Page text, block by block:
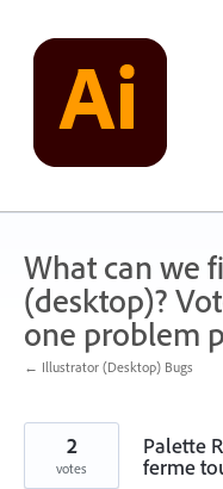
content
What can we
(desktop)?
one problem
← Illustrator (Desktop) Bugs
Palette
ferme
2
votes